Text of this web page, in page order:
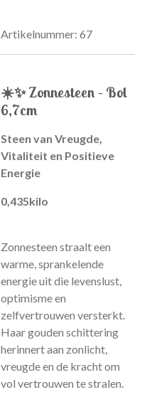
Artikelnummer: 67
☀️✨Zonnesteen – Bol
6,7cm
Steen van Vreugde,
Vitaliteit en Positieve
Energie
0,435kilo
Zonnesteen straalt een
warme, sprankelende
energie uit die levenslust,
optimisme en
zelfvertrouwen versterkt.
Haar gouden schittering
herinnert aan zonlicht,
vreugde en de kracht om
vol vertrouwen te stralen.